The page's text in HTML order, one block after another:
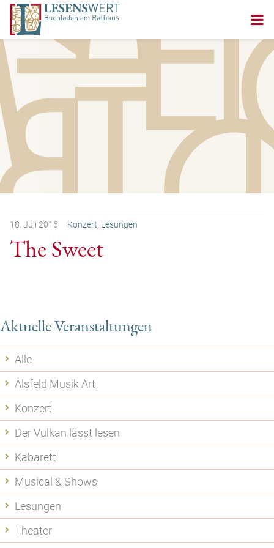
18. Juli 2016 Konzert, Lesungen
The Sweet
Aktuelle Veranstaltungen
Alle
Alsfeld Musik Art
Konzert
Der Vulkan lässt lesen
Kabarett
Musical & Shows
Lesungen
Theater